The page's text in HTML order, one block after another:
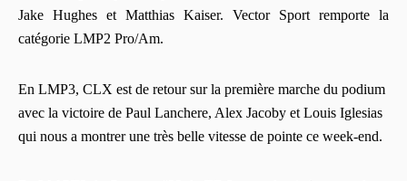
Jake Hughes et Matthias Kaiser. Vector Sport remporte la
catégorie LMP2 Pro/Am.
En LMP3, CLX est de retour sur la première marche du podium
avec la victoire de Paul Lanchere, Alex Jacoby et Louis Iglesias
qui nous a montrer une très belle vitesse de pointe ce week-end.